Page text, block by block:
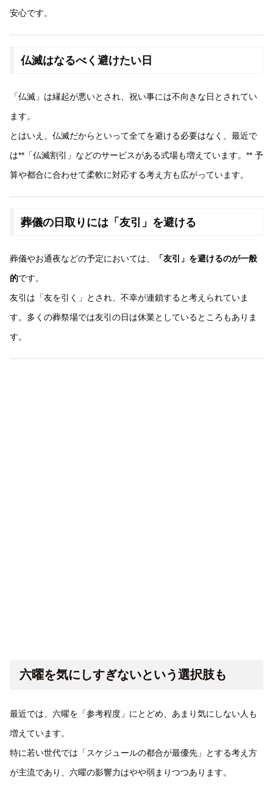
安心です。
仏滅はなるべく避けたい日
「仏滅」は縁起が悪いとされ、祝い事には不向きな日とされてい
ます。
とはいえ、仏滅だからといって全てを避ける必要はなく、最近で
は**「仏滅割引」などのサービスがある式場も増えています。** 予
算や都合に合わせて柔軟に対応する考え方も広がっています。
葬儀の日取りには「友引」を避ける
葬儀やお通夜などの予定においては、
「友引」を避けるのが一般
的です。
友引は「友を引く」とされ、不幸が連鎖すると考えられていま
す。多くの葬祭場では友引の日は休業としているところもありま
す。
六曜を気にしすぎないという選択肢も
最近では、六曜を「参考程度」にとどめ、あまり気にしない人も
増えています。
特に若い世代では「スケジュールの都合が最優先」とする考え方
が主流であり、六曜の影響力はやや弱まりつつあります。